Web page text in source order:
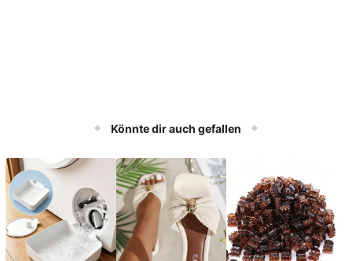
Könnte dir auch gefallen